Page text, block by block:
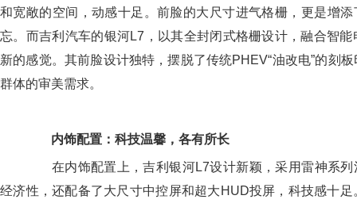
和宽敞的空间，动感十足。前脸的大尺寸进气格栅，更是增
忘。而吉利汽车的银河L7，以其全封闭式格栅设计，融合智
新的感觉。其前脸设计独特，摆脱了传统PHEV“油改电”的刻
群体的审美需求。
内饰配置：科技温馨，各有所长
在内饰配置上，吉利银河L7设计新颖，采用雷神系列
经济性，还配备了大尺寸中控屏和超大HUD投屏，科技感十